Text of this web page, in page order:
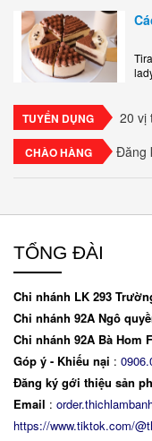
TUYỂN DỤNG 20 vị
CHÀO HÀNG Đăng
TỔNG ĐÀI
Chi nhánh LK 293
Chi nhánh 92A Ngô
Chi nhánh 92A Bà Hom
Góp ý - Khiếu nại :
Đăng ký gới thiệu sản
Email :
https://www.tiktok.com/